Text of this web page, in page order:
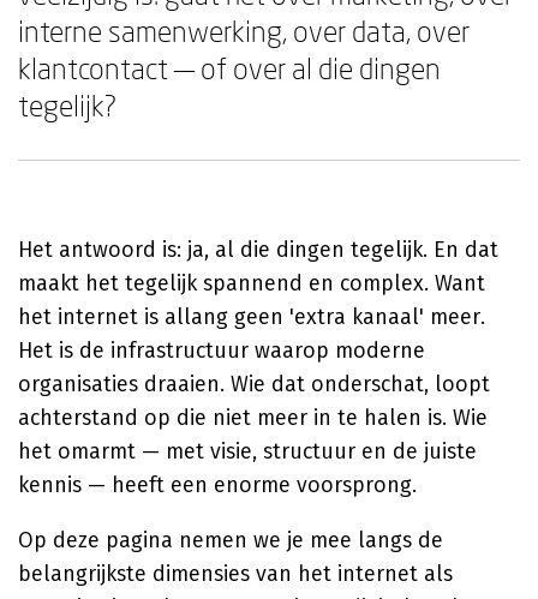
interne samenwerking, over data, over
klantcontact — of over al die dingen
tegelijk?
Het antwoord is: ja, al die dingen tegelijk. En dat
maakt het tegelijk spannend en complex. Want
het internet is allang geen 'extra kanaal' meer.
Het is de infrastructuur waarop moderne
organisaties draaien. Wie dat onderschat, loopt
achterstand op die niet meer in te halen is. Wie
het omarmt — met visie, structuur en de juiste
kennis — heeft een enorme voorsprong.
Op deze pagina nemen we je mee langs de
belangrijkste dimensies van het internet als